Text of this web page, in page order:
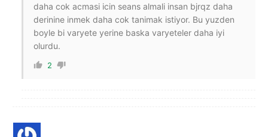
daha cok acmasi icin seans almali insan bjrqz daha
derinine inmek daha cok tanimak istiyor. Bu yuzden
boyle bi varyete yerine baska varyeteler daha iyi
olurdu.
2